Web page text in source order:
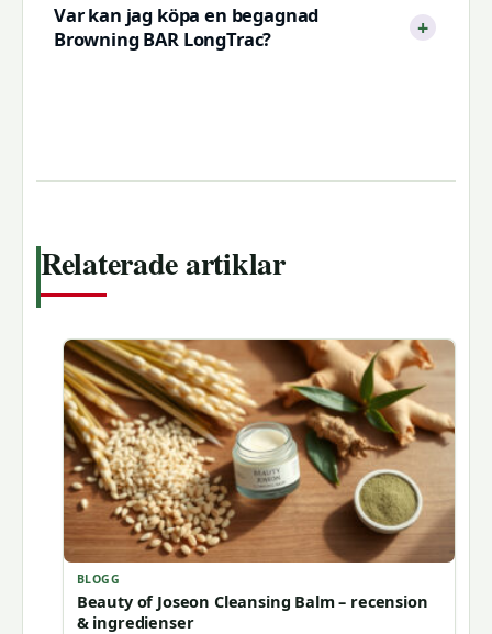
Var kan jag köpa en begagnad
Browning BAR LongTrac?
Relaterade artiklar
BLOGG
Beauty of Joseon Cleansing Balm – recension
& ingredienser